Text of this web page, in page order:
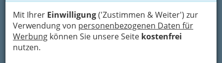
Mit Ihrer Einwilligung('Zustimmen & Weiter') zur
Verwendung von personenbezogenen Daten für
Werbung können Sie unsere Seite kostenfrei
nutzen.
Karte